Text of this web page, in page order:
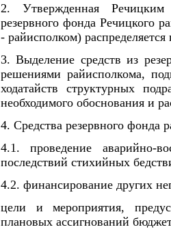
2. Утвержденная
резервного фонда Речицкого
- райисполком)
3. Выделение средств из
решениями райисполкома,
ходатайств структурных
необходимого обоснования и
4. Средства резервного фонда
4.1. проведение аварийно-
последствий стихийных
4.2. финансирование других
цели и мероприятия,
плановых ассигнований